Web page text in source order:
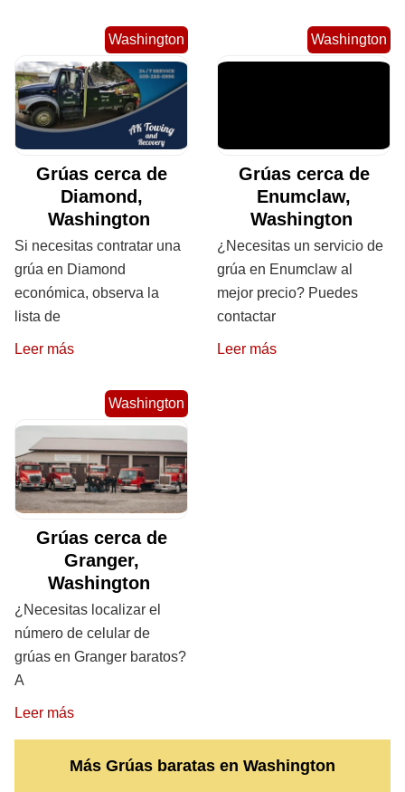
Washington
Grúas cerca de
Diamond,
Washington
Si necesitas contratar una
grúa en Diamond
económica, observa la
lista de
Leer más
Washington
Grúas cerca de
Enumclaw,
Washington
¿Necesitas un servicio de
grúa en Enumclaw al
mejor precio? Puedes
contactar
Leer más
Washington
Grúas cerca de
Granger,
Washington
¿Necesitas localizar el
número de celular de
grúas en Granger baratos?
A
Leer más
Más Grúas baratas en Washington